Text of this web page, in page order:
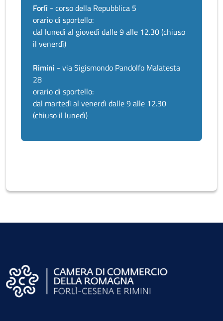
Forlì - corso della Repubblica 5
orario di sportello:
dal lunedì al giovedì dalle 9 alle 12.30 (chiuso
il venerdì)
Rimini - via Sigismondo Pandolfo Malatesta
28
orario di sportello:
dal martedì al venerdì dalle 9 alle 12.30
(chiuso il lunedì)